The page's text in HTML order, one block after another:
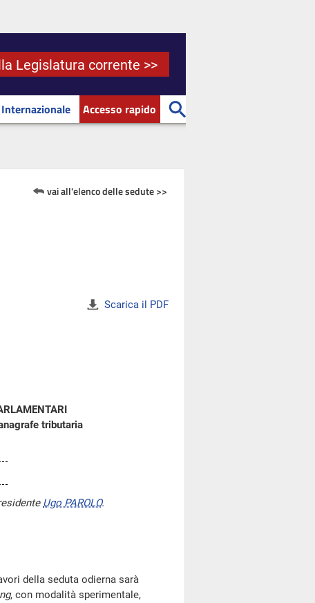
Legislatura corrente >>
Internazionale Accesso rapido
vai all'elenco delle sedute >>
Scarica il PDF
tributaria
Ugo PAROLO.
della seduta odierna sarà
, con modalità sperimentale,